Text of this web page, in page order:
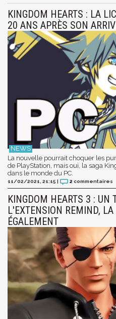
KINGDOM HEARTS : LA
20 ANS APRÈS SON
La nouvelle pourrait choquer les
de PlayStation, mais oui, la saga
dans le monde du PC.
11/02/2021, 21:15 | 2 commentaires
KINGDOM HEARTS 3 : UN
L'EXTENSION REMIND, LA
ÉGALEMENT